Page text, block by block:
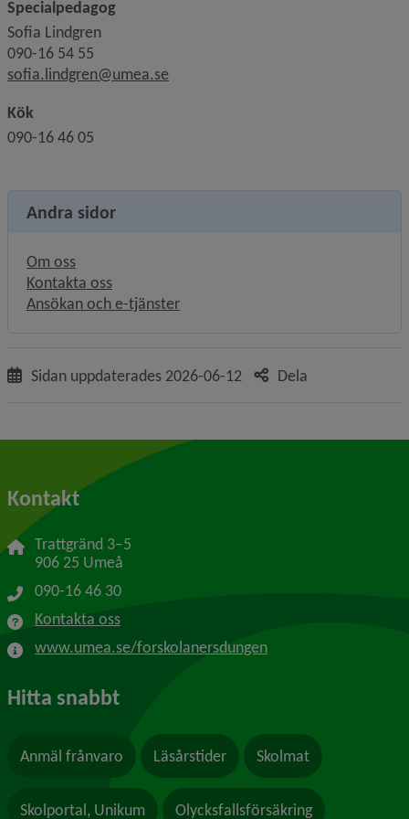
Specialpedagog
Sofia Lindgren
090-16 54 55
sofia.lindgren@umea.se
Kök
090-16 46 05
Andra sidor
Om oss
Kontakta oss
Ansökan och e-tjänster
Sidan uppdaterades 2026-06-12 Dela
Kontakt
Trattgränd 3–5
906 25 Umeå
090-16 46 30
Kontakta oss
www.umea.se/forskolanersdungen
Hitta snabbt
Anmäl frånvaro Läsårstider Skolmat
Skolportal, Unikum Olycksfallsförsäkring